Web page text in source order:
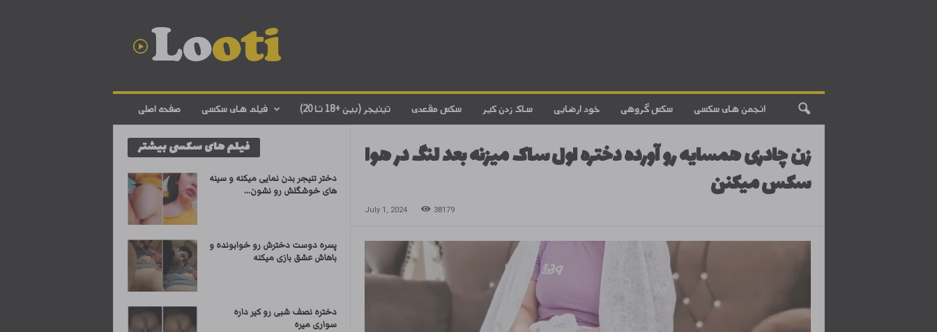
صفحه اصلی فیلم های سکسی تینیجر (بین +18 تا 20) سکس مقعدی ساک زدن کیر خود ارضایی سکس گروهی انجمن های سکسی
زن چادری همسایه رو آورده دختره اول ساک میزنه بعد لنگ در هوا
سکس میکنن
July 1, 2024 38179
فیلم های سکسی بیشتر
دختر تنیجر بدن نمایی میکنه و سینه
های خوشگلش رو نشون...
پسره دوست دخترش رو خوابونده و
باهاش عشق بازی میکنه
دختره نصف شبی رو کیر داره
سواری میره